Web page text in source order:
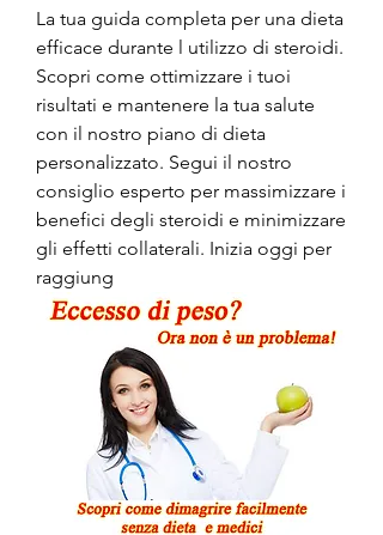
La tua guida completa per una dieta
efficace durante l utilizzo di steroidi.
Scopri come ottimizzare i tuoi
risultati e mantenere la tua salute
con il nostro piano di dieta
personalizzato. Segui il nostro
consiglio esperto per massimizzare i
benefici degli steroidi e minimizzare
gli effetti collaterali. Inizia oggi per
raggiung